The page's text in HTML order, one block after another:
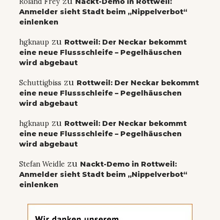
Anmelder sieht Stadt beim „Nippelverbot“
einlenken
hgknaup zu Rottweil: Der Neckar bekommt
eine neue Flussschleife – Pegelhäuschen
wird abgebaut
Schuttigbiss zu Rottweil: Der Neckar bekommt
eine neue Flussschleife – Pegelhäuschen
wird abgebaut
hgknaup zu Rottweil: Der Neckar bekommt
eine neue Flussschleife – Pegelhäuschen
wird abgebaut
Stefan Weidle zu Nackt-Demo in Rottweil:
Anmelder sieht Stadt beim „Nippelverbot“
einlenken